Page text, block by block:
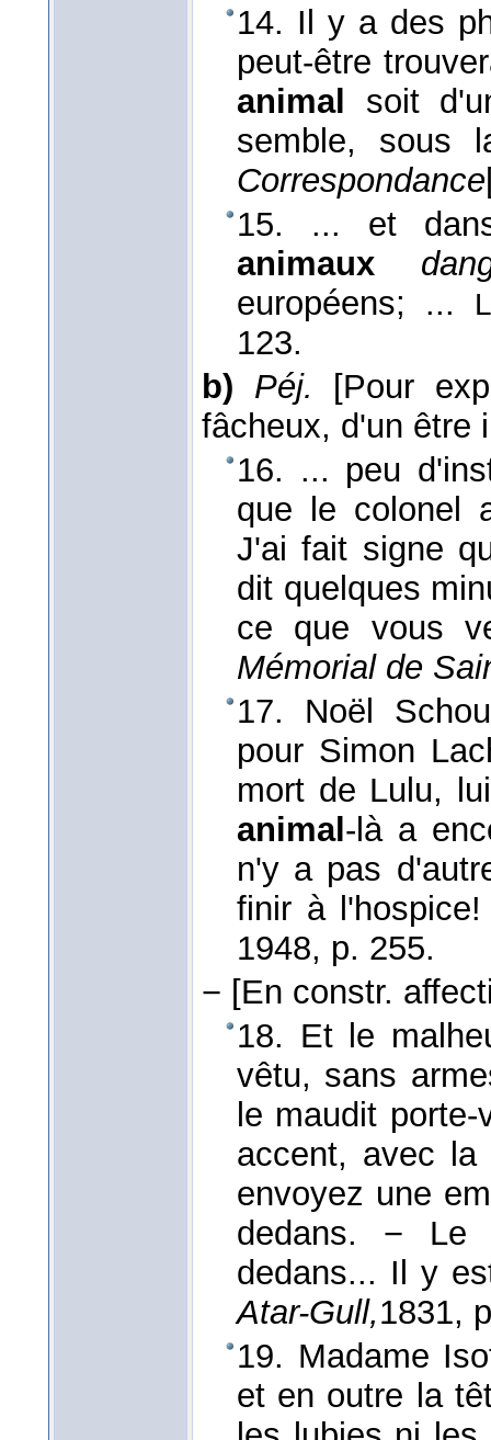
14. Il y a des
peut-être
animal
soit
semble, sous
Correspondance
15. ... et
animaux
européens; ...
123.
b) Péj.
[Pour
fâcheux, d'un être
16. ... peu
que le colonel
J'ai fait signe
dit quelques
ce que vous
Mémorial de
17. Noël
pour Simon
mort de Lulu,
animal -là a
n'y a pas
finir à
1948, p. 255.
− [En constr.
18. Et le
vêtu, sans
le maudit
accent, avec
envoyez une
dedans. − Le
dedans... Il y
Atar-Gull,1831,
19. Madame
et en outre la